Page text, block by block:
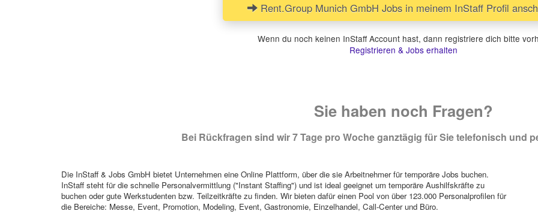
Rent.Group Munich GmbH Jobs in meinem InStaff Profil
Wenn du noch keinen InStaff Account hast, dann registriere dich bitte
Registrieren & Jobs erhalten
Sie haben noch Fragen?
Bei Rückfragen sind wir 7 Tage pro Woche ganztägig für Sie telefonisch und
Die InStaff & Jobs GmbH bietet Unternehmen eine Online Plattform, über die sie Arbeitnehmer für temporäre Jobs buchen.
InStaff steht für die schnelle Personalvermittlung ("Instant Staffing") und ist ideal geeignet um temporäre Aushilfskräfte zu
buchen oder gute Werkstudenten bzw. Teilzeitkräfte zu finden. Wir bieten dafür einen Pool von über 123.000 Personalprofilen für
die Bereiche: Messe, Event, Promotion, Modeling, Event, Gastronomie, Einzelhandel, Call-Center und Büro.